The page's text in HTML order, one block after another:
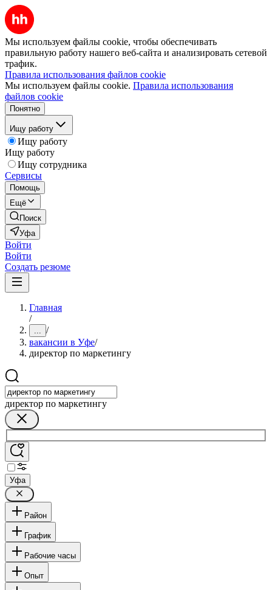
Мы используем файлы cookie, чтобы обеспечивать
правильную работу нашего веб-сайта и анализировать сетевой
трафик.
Правила использования файлов cookie
Мы используем файлы cookie. Правила использования
файлов cookie
Понятно
Ищу работу
Ищу работу
Ищу работу
Ищу сотрудника
Сервисы
Помощь
Ещё
Поиск
Уфа
Войти
Войти
Создать резюме
Главная
/
... /
вакансии в Уфе/
директор по маркетингу
директор по маркетингу
Уфа
Район
График
Рабочие часы
Опыт